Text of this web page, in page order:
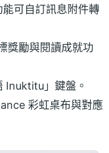
能可自訂訊息附件轉
獎勵與閱讀成就功
Inuktitu」鍵盤。
彩虹桌布與對應